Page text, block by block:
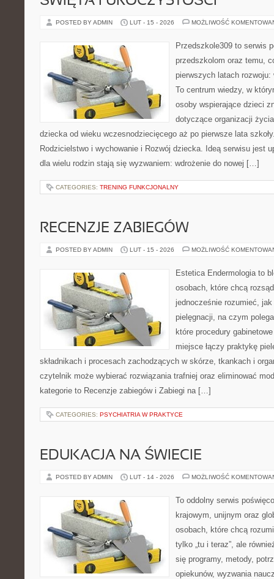
POSTED BY ADMIN LUT - 15 - 2026 MOŻLIWOŚĆ
Przedszkole309 to serwis
przedszkolom oraz temu,
pierwszych latach
To centrum wiedzy, w
osoby wspierające dzieci
dotyczące organizacji
dziecka od wieku wczesnodziecięcego aż po pierwsze lata
Rodzicielstwo i wychowanie i Rozwój dziecka. Ideą serwisu jest
dla wielu rodzin stają się wyzwaniem: wdrożenie do nowej […]
CATEGORIES: TRENING FUNKCJONALNY
RECENZJE ZABIEGÓW
POSTED BY ADMIN LUT - 15 - 2026 MOŻLIWOŚĆ
Estetica Endermologia to
osobach, które chcą
jednocześnie rozumieć, jak
pielęgnacji, na czym
które procedury
miejsce łączy praktykę
składnikach i procesach zachodzących w skórze, tkankach i
czytelnik może wybierać rozwiązania trafniej oraz eliminować
kategorie to Recenzje zabiegów i Zabiegi na […]
CATEGORIES: PSYCHIATRIA W PRAKTYCE
EDUKACJA NA ŚWIECIE
POSTED BY ADMIN LUT - 14 - 2026 MOŻLIWOŚĆ
To oddolny serwis
krajowym, unijnym oraz
osobach, które chcą
tylko „tu i teraz”, ale
się programy, metody,
opiekunów, wyzwania